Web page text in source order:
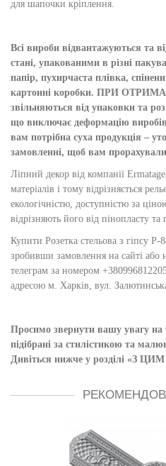
для шапочки кріплення.
Всі вироби відвантажуються та
стані, упакованими в різні
папір, пухирчаста плівка,
картонні коробки. ПРИ
звільняються від упаковки та
що виключає деформацію
вам потрібна суха продукція –
замовленні, щоб вам
Ліпний декор від компанії
матеріалів і тому відрізняється
екологічністю, доступністю за
відрізняють його від пінопласту та
Купити Розетка стельова з гіпсу
зробивши замовлення на сайті
телеграм за номером
адресою м. Харків, вул.
Просимо звернути вашу увагу на
підібрані за стилістикою та
Дивіться нижче у розділі